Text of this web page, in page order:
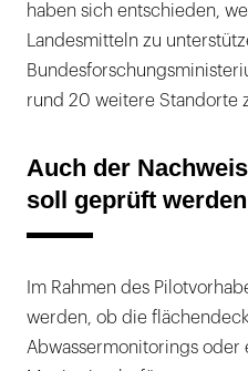
haben sich entschieden,
Landesmitteln zu
rund 20 weitere Standorte
Auch der
soll geprüft werden
Im Rahmen des
werden, ob die
Abwassermonitorings oder